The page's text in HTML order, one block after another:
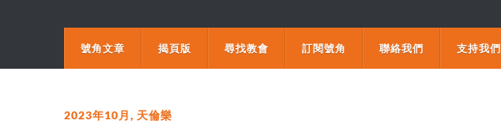
號角文章 揭頁版 尋找教會 訂閱號角 聯絡我們 支持我們
2023年10月, 天倫樂